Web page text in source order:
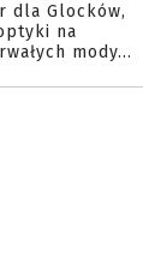
dla Glocków,
na
mody...